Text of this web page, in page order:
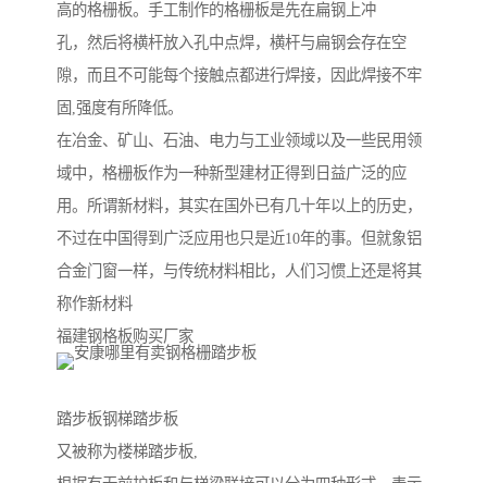
高的格栅板。手工制作的格栅板是先在扁钢上冲
孔，然后将横杆放入孔中点焊，横杆与扁钢会存在空
隙，而且不可能每个接触点都进行焊接，因此焊接不牢
固,强度有所降低。
在冶金、矿山、石油、电力与工业领域以及一些民用领
域中，格栅板作为一种新型建材正得到日益广泛的应
用。所谓新材料，其实在国外已有几十年以上的历史，
不过在中国得到广泛应用也只是近10年的事。但就象铝
合金门窗一样，与传统材料相比，人们习惯上还是将其
称作新材料
福建钢格板购买厂家
踏步板钢梯踏步板
又被称为楼梯踏步板,